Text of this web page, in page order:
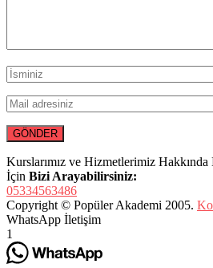
Kurslarımız ve Hizmetlerimiz
İçin Bizi Arayabilirsiniz:
05334563486
Copyright © Popüler Akademi 2005.
WhatsApp İletişim
1